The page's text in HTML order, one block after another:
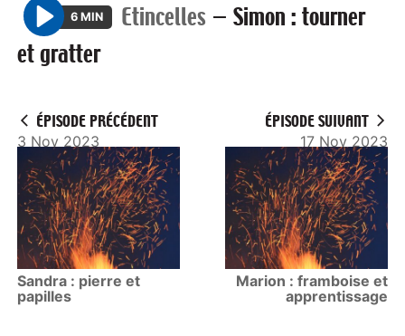
P
l
6 MIN Etincelles — Simon : tourner
et gratter
ÉPISODE PRÉCÉDENT
3 Nov 2023
Sandra : pierre et
papilles
ÉPISODE SUIVANT
17 Nov 2023
Marion : framboise et
apprentissage